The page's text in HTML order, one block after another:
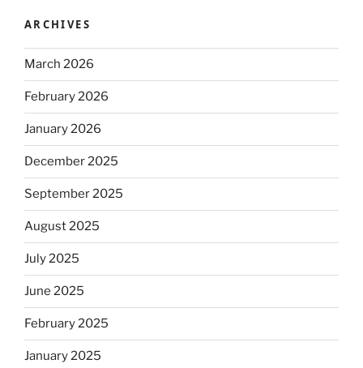
ARCHIVES
March 2026
February 2026
January 2026
December 2025
September 2025
August 2025
July 2025
June 2025
February 2025
January 2025